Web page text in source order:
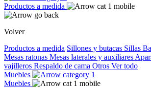
Productos a medida
Volver
Productos a medida Sillones y butacas Sillas
Mesas ratonas Mesas laterales y auxiliares
vajilleros Respaldo de cama Otros Ver todo
Muebles
Muebles